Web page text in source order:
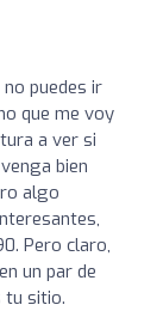
puedes ir
que me voy
a ver si
bien
algo
Pero claro,
un par de
tu sitio.